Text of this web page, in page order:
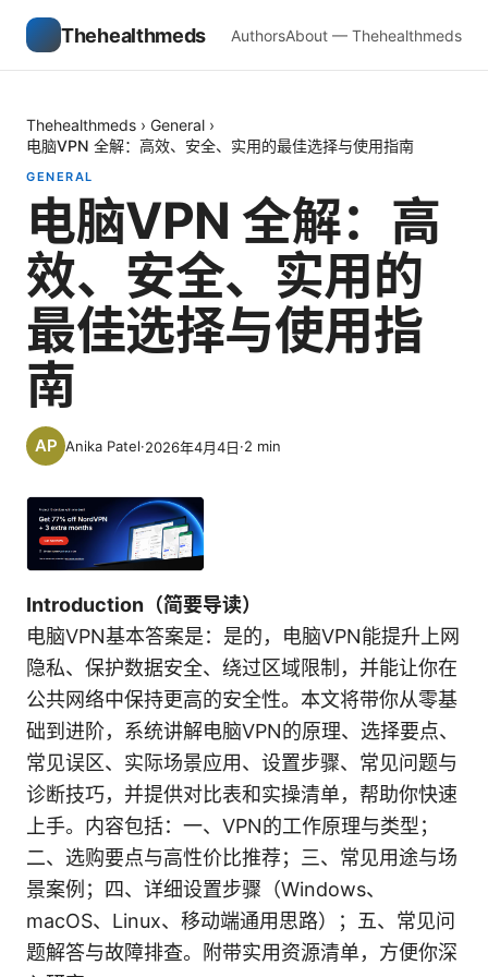
Thehealthmeds AuthorsAbout — Thehealthmeds
Thehealthmeds › General ›
电脑VPN 全解：高效、安全、实用的最佳选择与使用指南
GENERAL
电脑VPN 全解：高
效、安全、实用的
最佳选择与使用指
南
Anika Patel·2026年4月4日·2 min
Introduction（简要导读）
电脑VPN基本答案是：是的，电脑VPN能提升上网
隐私、保护数据安全、绕过区域限制，并能让你在
公共网络中保持更高的安全性。本文将带你从零基
础到进阶，系统讲解电脑VPN的原理、选择要点、
常见误区、实际场景应用、设置步骤、常见问题与
诊断技巧，并提供对比表和实操清单，帮助你快速
上手。内容包括：一、VPN的工作原理与类型；
二、选购要点与高性价比推荐；三、常见用途与场
景案例；四、详细设置步骤（Windows、
macOS、Linux、移动端通用思路）；五、常见问
题解答与故障排查。附带实用资源清单，方便你深